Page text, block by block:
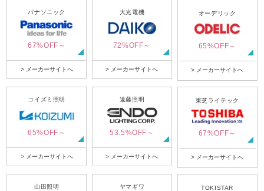
パナソニック
67%OFF～
> メーカーサイトへ
大光電機
72%OFF～
> メーカーサイトへ
オーデリック
65%OFF～
> メーカーサイトへ
コイズミ照明
65%OFF～
> メーカーサイトへ
遠藤照明
53.5%OFF～
> メーカーサイトへ
東芝ライテック
67%OFF～
> メーカーサイトへ
山田照明 ヤマギワ TOKISTAR